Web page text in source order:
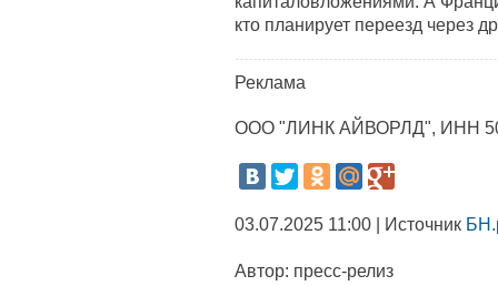
кто планирует переезд через
Реклама
ООО "ЛИНК АЙВОРЛД", ИНН
03.07.2025 11:00 | Источник
Автор: пресс-релиз